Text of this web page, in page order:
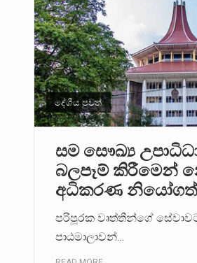
දේශීය පුවත්
සම සෞඛ්‍ය
බලපෑම් කිරීමෙන්
අධිකරණ නියෝගත්
පරිපූරක වෘත්තීන්ගේ
පාඨමාලාවන්…